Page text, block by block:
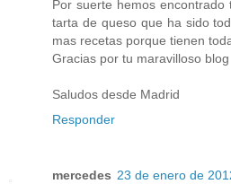
Por suerte hemos
tarta de queso que ha sido
mas recetas porque tienen
Gracias por tu maravilloso blog
Saludos desde Madrid
Responder
mercedes 23 de enero de